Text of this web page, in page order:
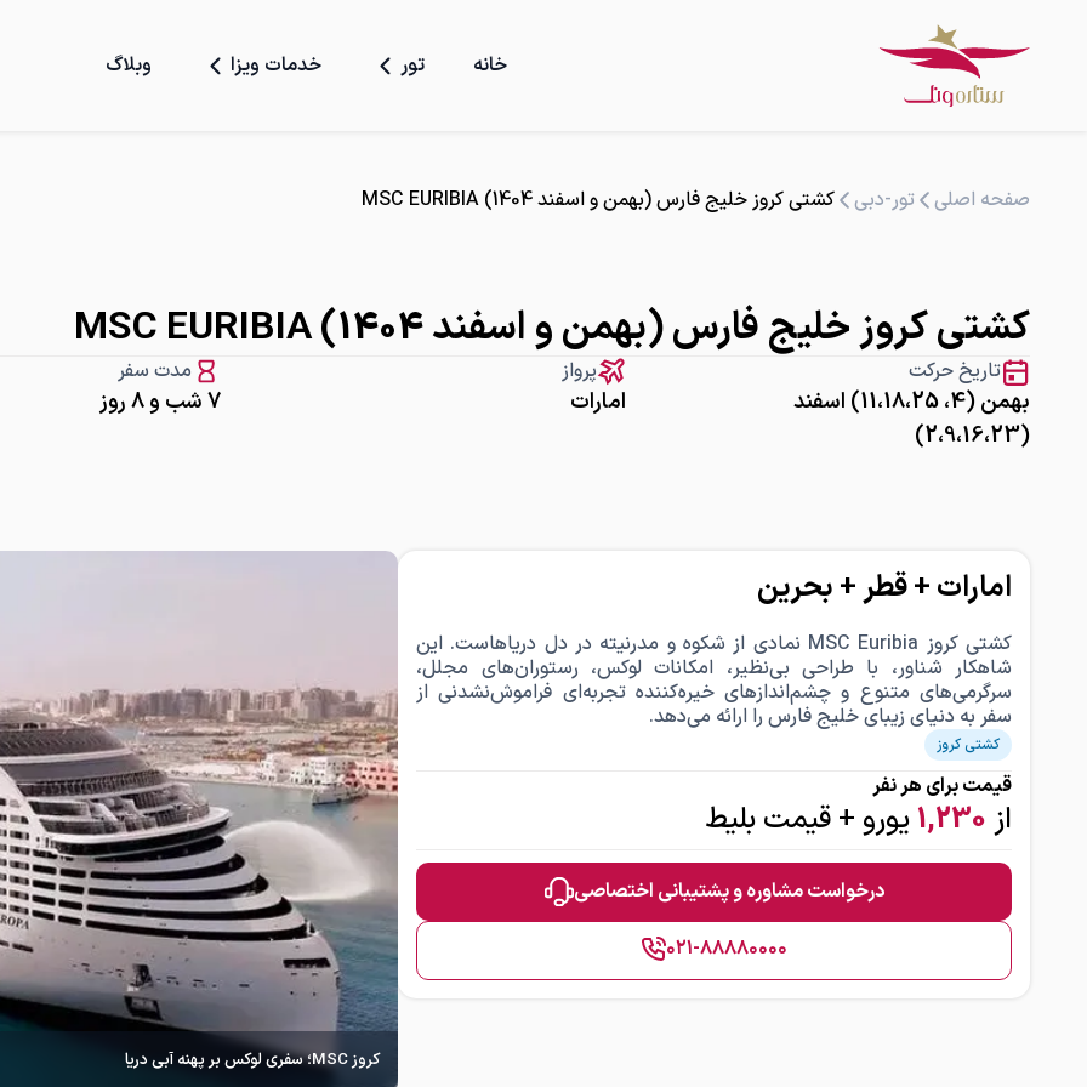
خانه تور خدمات ویزا وبلاگ
صفحه اصلی تور-دبی کشتی کروز خلیج فارس (بهمن و اسفند 1404) MSC EURIBIA
کشتی کروز خلیج فارس (بهمن و اسفند 1404) MSC EURIBIA
تاریخ حرکت
بهمن (4، 11،18،25) اسفند
(2،9،16،23)
پرواز
امارات
مدت سفر
7 شب و 8 روز
کروز MSC؛ سفری لوکس بر پهنه آبی دریا
امارات + قطر + بحرین
کشتی کروز MSC Euribia نمادی از شکوه و مدرنیته در دل دریاهاست. این
شاهکار شناور، با طراحی بی‌نظیر، امکانات لوکس، رستوران‌های مجلل،
سرگرمی‌های متنوع و چشم‌اندازهای خیره‌کننده تجربه‌ای فراموش‌نشدنی از
سفر به دنیای زیبای خلیج فارس را ارائه می‌دهد.
کشتی کروز
قیمت برای هر نفر
از 1,230یورو + قیمت بلیط
درخواست مشاوره و پشتیبانی اختصاصی
۰۲۱-۸۸۸۸۰۰۰۰